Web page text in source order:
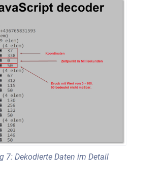
7: Dekodierte Daten im Detail